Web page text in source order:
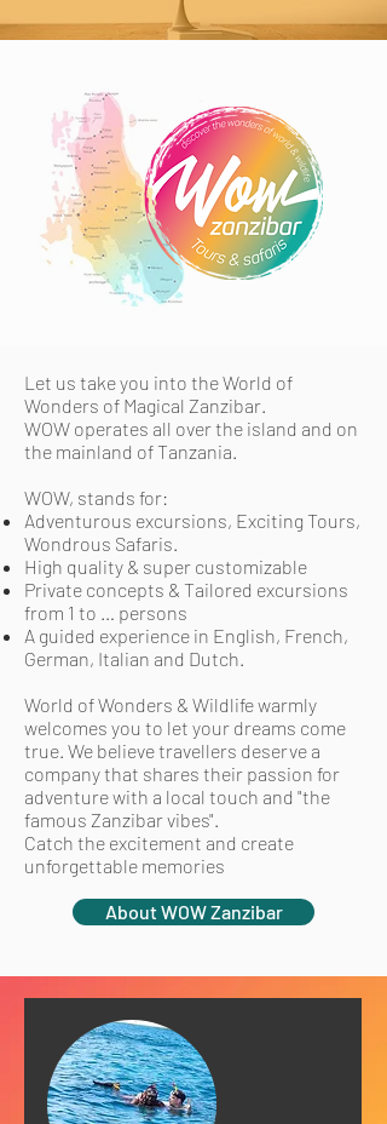
Let us take you into the World of
Wonders of Magical Zanzibar.
WOW operates all over the island and on
the mainland of Tanzania.
WOW, stands for:
Adventurous excursions, Exciting Tours,
Wondrous Safaris.
High quality & super customizable
Private concepts & Tailored excursions
from 1 to … persons
A guided experience in English, French,
German, Italian and Dutch.
World of Wonders & Wildlife warmly
welcomes you to let your dreams come
true. We believe travellers deserve a
company that shares their passion for
adventure with a local touch and "the
famous Zanzibar vibes".
Catch the excitement and create
unforgettable memories
About WOW Zanzibar